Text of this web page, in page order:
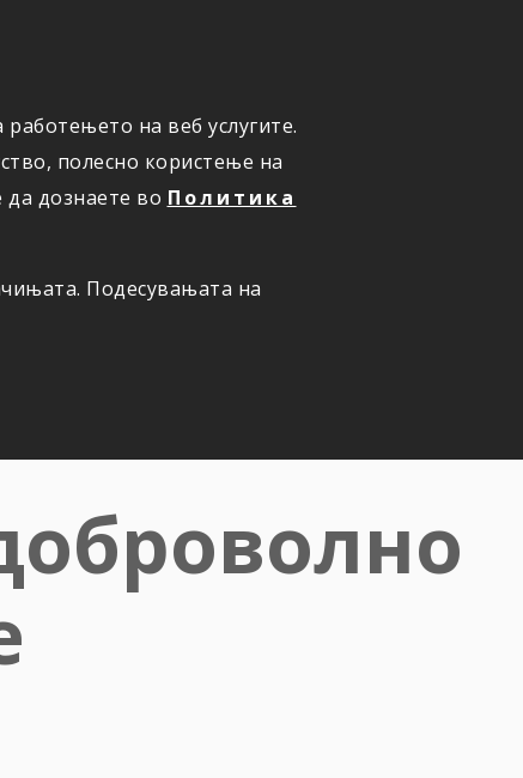
на веб услугите.
полесно користење на
дознаете во Политика
Подесувањата на
ОНЛАЈН ПРИЈАВИ ШТЕТА